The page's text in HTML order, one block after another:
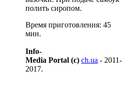
полить сиропом.
Время приготовления: 45
мин.
Info-
Media Portal (c) ch.ua - 2011-
2017.